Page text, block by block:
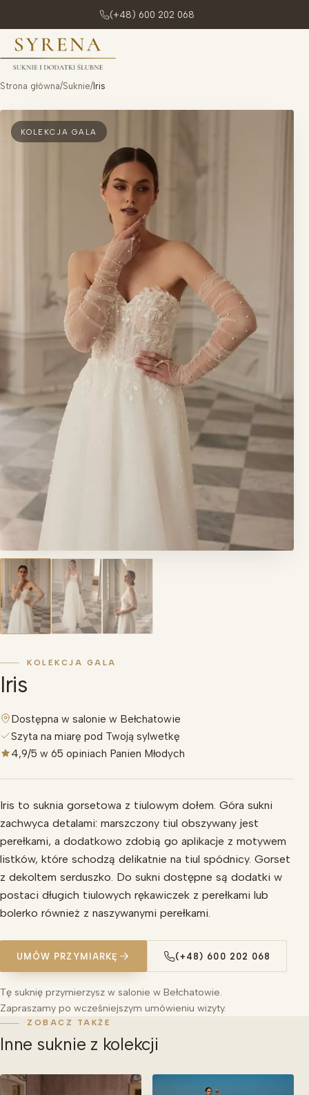
Przejdź do treści
(+48) 600 202 068
Strona główna/Suknie/ Iris
KOLEKCJA GALA
KOLEKCJA GALA
Iris
Dostępna w salonie w Bełchatowie
Szyta na miarę pod Twoją sylwetkę
4,9/5 w 65 opiniach Panien Młodych
Iris to suknia gorsetowa z tiulowym dołem. Góra sukni
zachwyca detalami: marszczony tiul obszywany jest
perełkami, a dodatkowo zdobią go aplikacje z motywem
listków, które schodzą delikatnie na tiul spódnicy. Gorset
z dekoltem serduszko. Do sukni dostępne są dodatki w
postaci długich tiulowych rękawiczek z perełkami lub
bolerko również z naszywanymi perełkami.
UMÓW PRZYMIARKĘ (+48) 600 202 068
Tę suknię przymierzysz w salonie w Bełchatowie.
Zapraszamy po wcześniejszym umówieniu wizyty.
ZOBACZ TAKŻE
Inne suknie z kolekcji